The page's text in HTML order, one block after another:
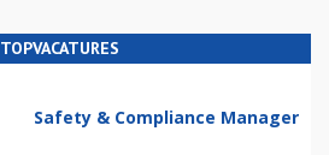
TOPVACATURES
Safety & Compliance Manager